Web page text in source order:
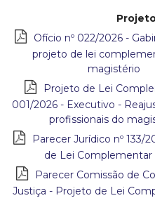
c
p
a
d
Ofício nº 022/2026 -
projeto de lei
magistério
Projeto de Lei
001/2026 - Executivo -
profissionais do
Parecer Jurídico nº 133/
de Lei Complementar
Parecer Comissão de
Justiça - Projeto de Lei